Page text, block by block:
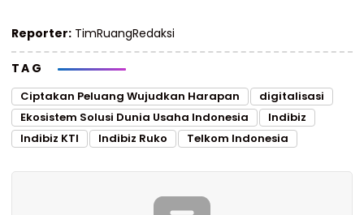
Reporter: TimRuangRedaksi
TAG
Ciptakan Peluang Wujudkan Harapan
digitalisasi
Ekosistem Solusi Dunia Usaha lndonesia
Indibiz
Indibiz KTI
Indibiz Ruko Telkom Indonesia